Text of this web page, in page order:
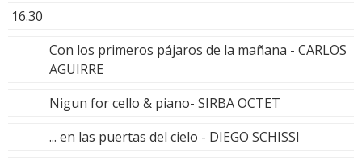
16.30
Con los primeros pájaros de la mañana - CARLOS
AGUIRRE
Nigun for cello & piano- SIRBA OCTET
... en las puertas del cielo - DIEGO SCHISSI